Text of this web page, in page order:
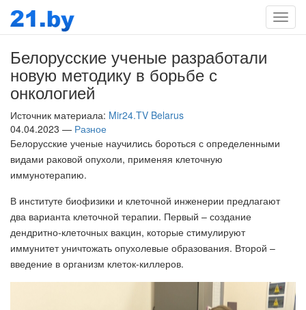
Меню
Белорусские ученые разработали
новую методику в борьбе с
онкологией
Источник материала: Mir24.TV Belarus
04.04.2023 — Разное
Белорусские ученые научились бороться с определенными
видами раковой опухоли, применяя клеточную
иммунотерапию.
В институте биофизики и клеточной инженерии предлагают
два варианта клеточной терапии. Первый – создание
дендритно-клеточных вакцин, которые стимулируют
иммунитет уничтожать опухолевые образования. Второй –
введение в организм клеток-киллеров.